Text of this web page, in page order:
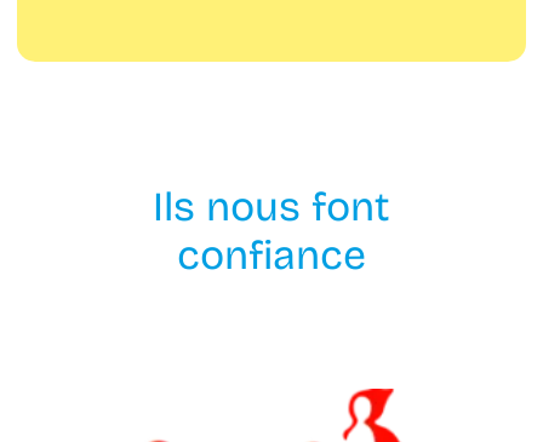
Ils nous font
confiance